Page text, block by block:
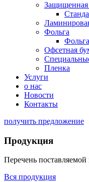
Защищенная
Фольга
Офсетная
Пленка
Услуги
о нас
Новости
Контакты
получить предложение
Продукция
Перечень
Вся продукция